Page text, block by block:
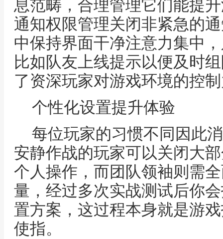
息范畴，合理管理它们能提
通知权限管理关闭非紧急的
中保持界面干净注意力集中
比如队友上线提示以便及时
了资深玩家对游戏环境的控
个性化设置提升体验
每位玩家的习惯不同因此
安静作战的玩家可以关闭大
个人操作，而团队领袖则需
量，经过多次实战测试后你
置方案，这过程本身就是游
使指。